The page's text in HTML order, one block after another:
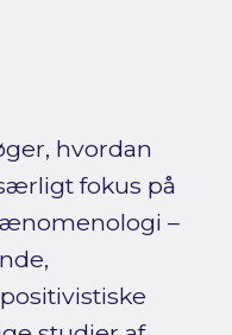
hvordan
fokus på
–